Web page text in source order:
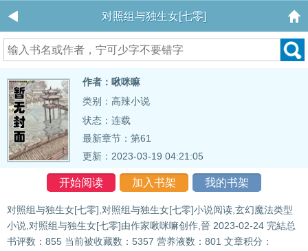
对照组与独生女[七零]
作者：啾咪嘛
类别：高辣小说
状态：连载
最新章节： 第61
更新：2023-03-19 04:21:05
开始阅读 加入书架 我的书架
对照组与独生女[七零],对照组与独生女[七零]小说阅读,玄幻魔法类型
小说,对照组与独生女[七零]由作家啾咪嘛创作,晉 2023-02-24 完結总
书评数：855 当前被收藏数：5357 营养液数：801 文章积分：